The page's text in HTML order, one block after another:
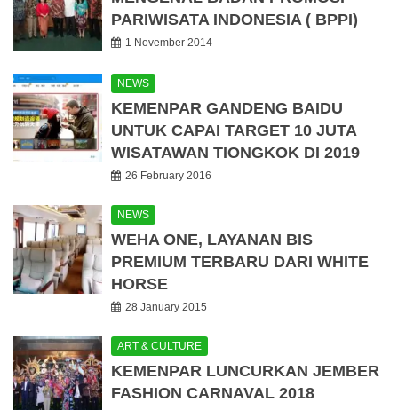
PARIWISATA INDONESIA ( BPPI)
1 November 2014
NEWS
KEMENPAR GANDENG BAIDU
UNTUK CAPAI TARGET 10 JUTA
WISATAWAN TIONGKOK DI 2019
26 February 2016
NEWS
WEHA ONE, LAYANAN BIS
PREMIUM TERBARU DARI WHITE
HORSE
28 January 2015
ART & CULTURE
KEMENPAR LUNCURKAN JEMBER
FASHION CARNAVAL 2018